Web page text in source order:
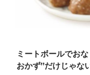
ミートボールでお
おかず”だけじゃな